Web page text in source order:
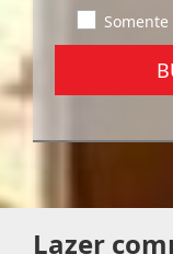
Lazer